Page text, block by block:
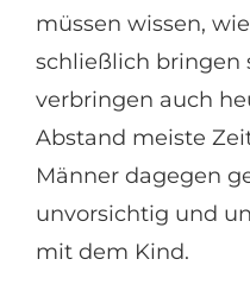
müssen wissen,
schließlich bringen
verbringen auch
Abstand meiste
Männer dagegen
unvorsichtig und
mit dem Kind.